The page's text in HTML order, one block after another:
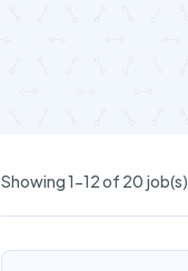
Showing 1-12 of 20 job(s)